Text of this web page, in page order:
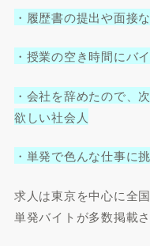
・履歴書の提出や面接
・授業の空き時間にバ
・会社を辞めたので、
欲しい社会人
・単発で色んな仕事に
求人は東京を中心に全
単発バイトが多数掲載さ